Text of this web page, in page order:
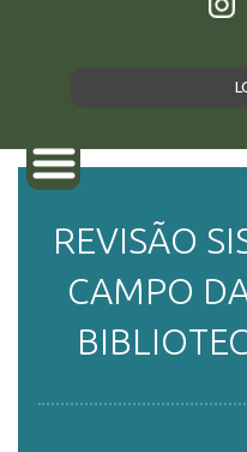
SOBRE
REVISÃO
CAMPO